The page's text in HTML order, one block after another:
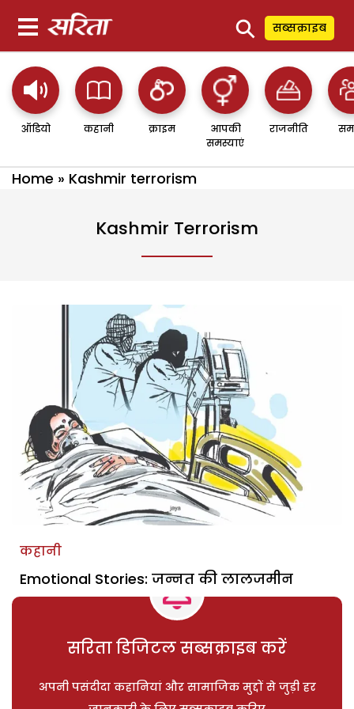
⚲ सब्सक्राइब
ऑडियो कहानी क्राइम
आपकी
समस्याएं
राजनीति
Home » Kashmir terrorism
Kashmir Terrorism
कहानी
Emotional Stories: जन्नत की लालजमीन
सरिता डिजिटल सब्सक्राइब करें
अपनी पसंदीदा कहानियां और सामाजिक मुद्दों से जुड़ी हर